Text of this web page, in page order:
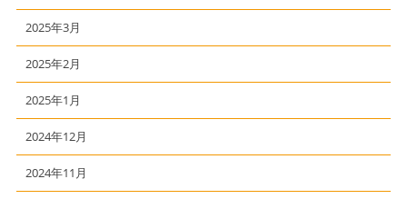
2025年3月
2025年2月
2025年1月
2024年12月
2024年11月